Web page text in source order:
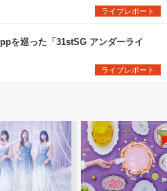
ライブレポート
を巡った「31stSG アンダーライ
ライブレポート